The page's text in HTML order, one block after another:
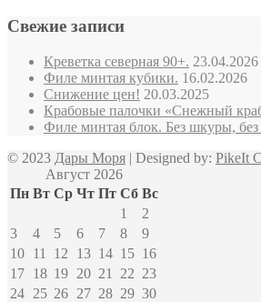
Свежие записи
Креветка северная 90+. 23.04.2026
Филе минтая кубики. 16.02.2026
Снижение цен! 20.03.2025
Крабовые палочки «Снежный
Филе минтая блок. Без шкуры, без
© 2023 Дары Моря | Designed by: PikeIt
Август 2026
Пн Вт Ср Чт Пт Сб Вс
1
2
3
4 5 6 7 8
9
10 11 12 13 14 15 16
17 18 19 20 21 22 23
24 25 26 27 28 29 30